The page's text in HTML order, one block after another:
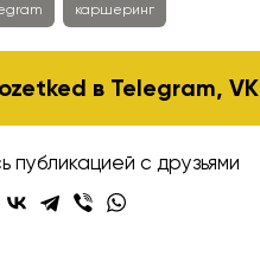
каршеринг
в Telegram,VK
публикацией с друзьями